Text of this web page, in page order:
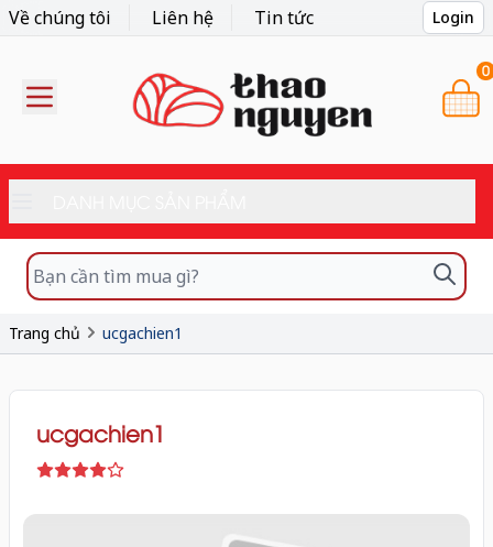
Về chúng tôi Liên hệ Tin tức Login
0
Trang chủ ucgachien1
ucgachien1